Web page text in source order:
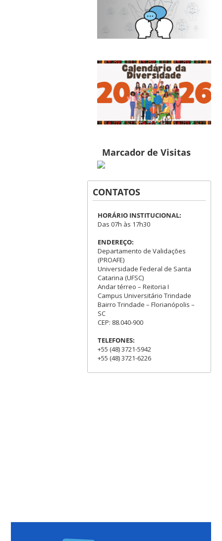
Marcador de Visitas
CONTATOS
HORÁRIO INSTITUCIONAL:
Das 07h às 17h30
ENDEREÇO:
Departamento de Validações
(PROAFE)
Universidade Federal de Santa
Catarina (UFSC)
Andar térreo – Reitoria I
Campus Universitário Trindade
Bairro Trindade – Florianópolis –
SC
CEP: 88.040-900
TELEFONES:
+55 (48) 3721-5942
+55 (48) 3721-6226